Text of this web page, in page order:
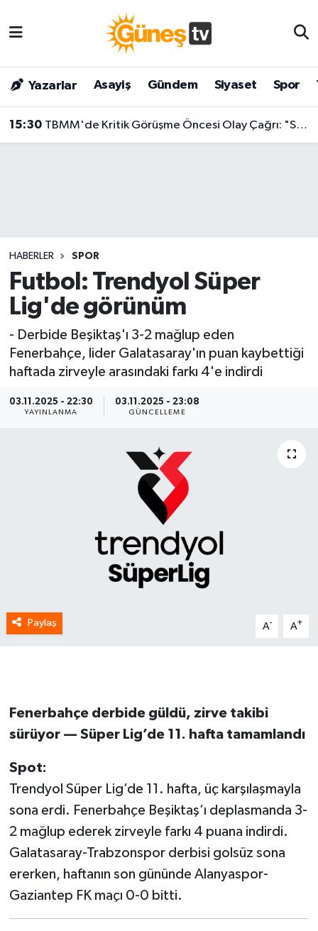
Yazarlar Asayiş Gündem Siyaset Spor
15:30 TBMM'de Kritik Görüşme Öncesi Olay Çağrı: "Sezen Aksu, Yılmaz Erdoğan, Tarkan, Ahmet Kaya Gibi Alın Elinize Sazı!"
HABERLER SPOR
Futbol: Trendyol Süper
Lig'de görünüm
- Derbide Beşiktaş'ı 3-2 mağlup eden
Fenerbahçe, lider Galatasaray'ın puan kaybettiği
haftada zirveyle arasındaki farkı 4'e indirdi
03.11.2025 - 22:30
YAYINLANMA
03.11.2025 - 23:08
GÜNCELLEME
Paylaş A- A+
Fenerbahçe derbide güldü, zirve takibi
sürüyor — Süper Lig’de 11. hafta tamamlandı
Spot:
Trendyol Süper Lig’de 11. hafta, üç karşılaşmayla
sona erdi. Fenerbahçe Beşiktaş’ı deplasmanda 3-
2 mağlup ederek zirveyle farkı 4 puana indirdi.
Galatasaray-Trabzonspor derbisi golsüz sona
ererken, haftanın son gününde Alanyaspor-
Gaziantep FK maçı 0-0 bitti.
Bilim & Teknoloji
Dünya
Magazin
Siyaset
Spor
Yaşam
Malatya Nöbetçi Eczaneler
Malatya Hava Durumu
Malatya Namaz Vakitleri
Son Dakika Haberleri
Haber Arşivi